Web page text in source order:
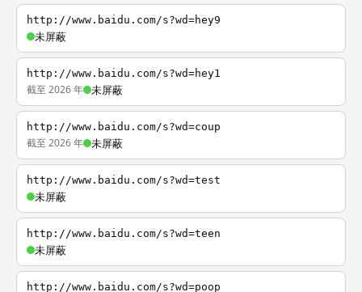
http://www.baidu.com/s?wd=hey9
未屏蔽
http://www.baidu.com/s?wd=hey1
截至 2026 年 未屏蔽
http://www.baidu.com/s?wd=coup
截至 2026 年 未屏蔽
http://www.baidu.com/s?wd=test
未屏蔽
http://www.baidu.com/s?wd=teen
未屏蔽
http://www.baidu.com/s?wd=poop